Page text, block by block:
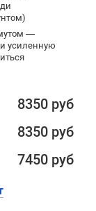
—
усиленную
8350 руб
8350 руб
7450 руб